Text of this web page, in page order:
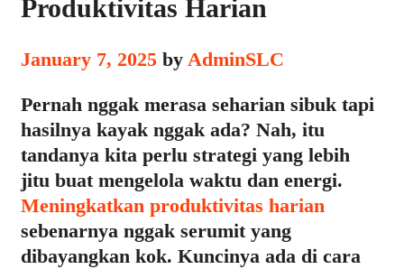
Produktivitas Harian
January 7, 2025 by AdminSLC
Pernah nggak merasa seharian sibuk tapi
hasilnya kayak nggak ada? Nah, itu
tandanya kita perlu strategi yang lebih
jitu buat mengelola waktu dan energi.
Meningkatkan produktivitas harian
sebenarnya nggak serumit yang
dibayangkan kok. Kuncinya ada di cara